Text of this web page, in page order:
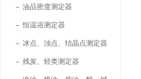
油品密度测定器
恒温浴测定器
冰点、浊点、结晶点测定器
残炭、烃类测定器